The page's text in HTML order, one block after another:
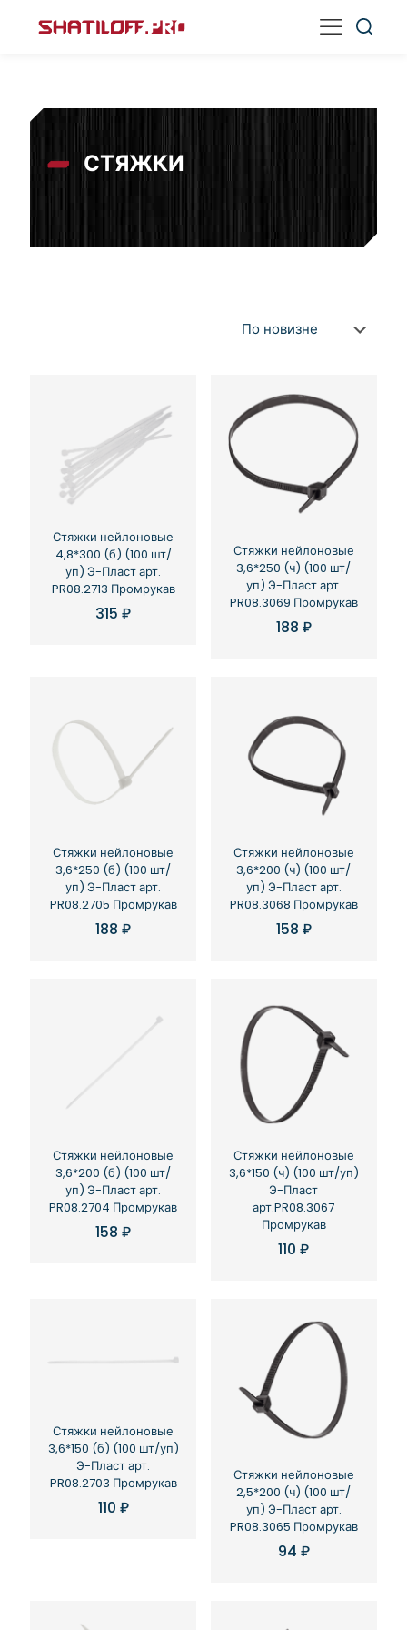
СТЯЖКИ
Стяжки нейлоновые
4,8*300 (б) (100 шт/
уп) Э-Пласт арт.
PR08.2713 Промрукав
315₽
Стяжки нейлоновые
3,6*250 (ч) (100 шт/
уп) Э-Пласт арт.
PR08.3069 Промрукав
188 ₽
Стяжки нейлоновые
3,6*250 (б) (100 шт/
уп) Э-Пласт арт.
PR08.2705 Промрукав
188₽
Стяжки нейлоновые
3,6*200 (ч) (100 шт/
уп) Э-Пласт арт.
PR08.3068 Промрукав
158 ₽
Стяжки нейлоновые
3,6*200 (б) (100 шт/
уп) Э-Пласт арт.
PR08.2704 Промрукав
158₽
Стяжки нейлоновые
3,6*150 (ч) (100 шт/уп)
Э-Пласт
арт.PR08.3067
Промрукав
110₽
Стяжки нейлоновые
3,6*150 (б) (100 шт/уп)
Э-Пласт арт.
PR08.2703 Промрукав
110 ₽
Стяжки нейлоновые
2,5*200 (ч) (100 шт/
уп) Э-Пласт арт.
PR08.3065 Промрукав
94 ₽